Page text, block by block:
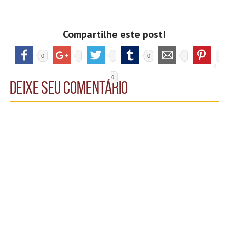
Compartilhe este post!
0 0
0
Deixe seu comentário